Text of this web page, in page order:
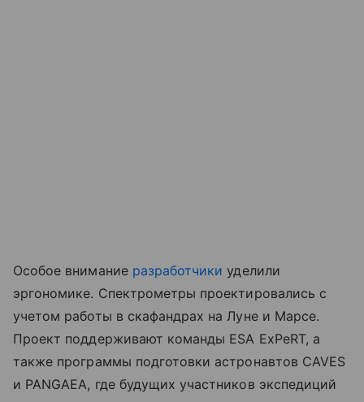
Особое внимание разработчики уделили
эргономике. Спектрометры проектировались с
учетом работы в скафандрах на Луне и Марсе.
Проект поддерживают команды ESA ExPeRT, а
также программы подготовки астронавтов CAVES
и PANGAEA, где будущих участников экспедиций